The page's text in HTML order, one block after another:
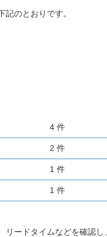
記のとおりです。
4 件
2 件
1 件
1 件
リードタイムなどを確認し